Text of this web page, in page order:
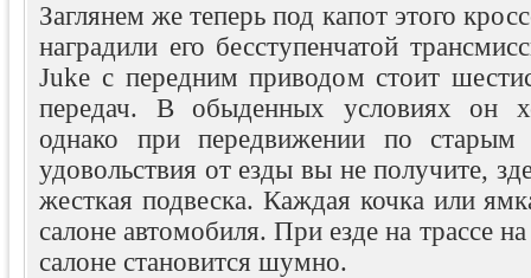
Заглянем же теперь под капот этого
наградили его бесступенчатой
Juke с передним приводом стоит
передач. В обыденных условиях он
однако при передвижении по старым
удовольствия от езды вы не получите,
жесткая подвеска. Каждая кочка или
салоне автомобиля. При езде на трассе
салоне становится шумно.